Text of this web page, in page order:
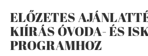
ELŐZETES
KIÍRÁS ÓVODA- ÉS
PROGRAMHOZ